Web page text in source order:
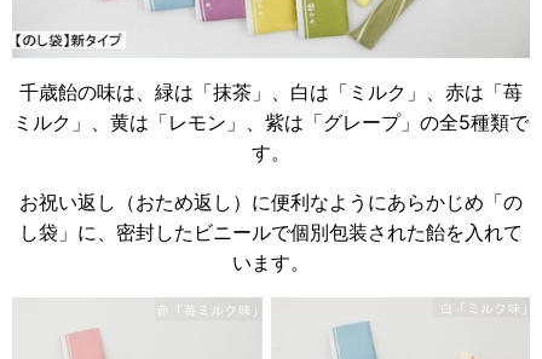
千歳飴の味は、緑は「抹茶」、白は「ミルク」、赤は「苺
ミルク」、黄は「レモン」、紫は「グレープ」の全5種類で
す。
お祝い返し（おため返し）に便利なようにあらかじめ「の
し袋」に、密封したビニールで個別包装された飴を入れて
います。